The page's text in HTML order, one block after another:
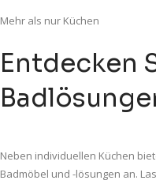
Mehr als nur Küchen
Entdecken
Neben individuellen Küchen
Badmöbel und -lösungen an.